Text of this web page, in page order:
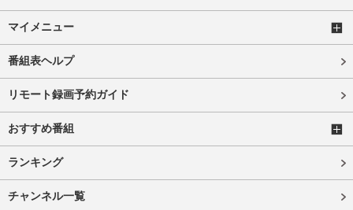
マイメニュー
番組表ヘルプ
リモート録画予約ガイド
おすすめ番組
ランキング
チャンネル一覧